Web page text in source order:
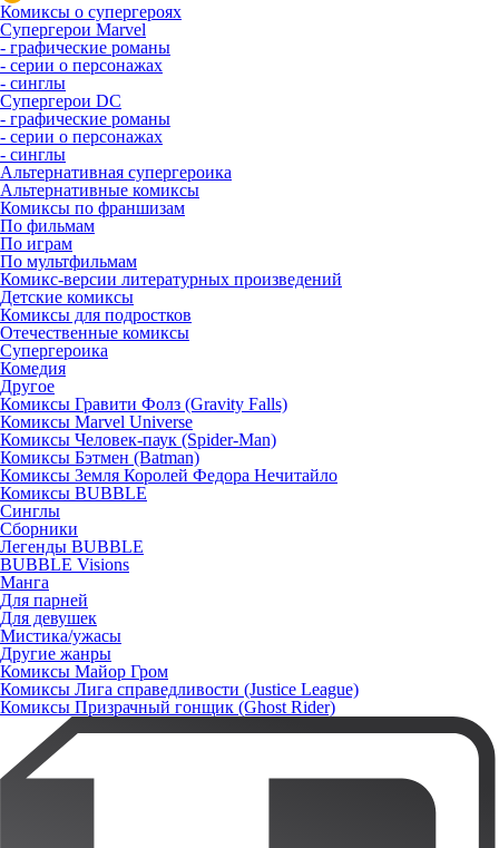
Комиксы о супергероях
Супергерои Marvel
- графические романы
- серии о персонажах
- синглы
Супергерои DC
- графические романы
- серии о персонажах
- синглы
Альтернативная супергероика
Альтернативные комиксы
Комиксы по франшизам
По фильмам
По играм
По мультфильмам
Комикс-версии литературных произведений
Детские комиксы
Комиксы для подростков
Отечественные комиксы
Супергероика
Комедия
Другое
Комиксы Гравити Фолз (Gravity Falls)
Комиксы Marvel Universe
Комиксы Человек-паук (Spider-Man)
Комиксы Бэтмен (Batman)
Комиксы Земля Королей Федора Нечитайло
Комиксы BUBBLE
Синглы
Сборники
Легенды BUBBLE
BUBBLE Visions
Манга
Для парней
Для девушек
Мистика/ужасы
Другие жанры
Комиксы Майор Гром
Комиксы Лига справедливости (Justice League)
Комиксы Призрачный гонщик (Ghost Rider)